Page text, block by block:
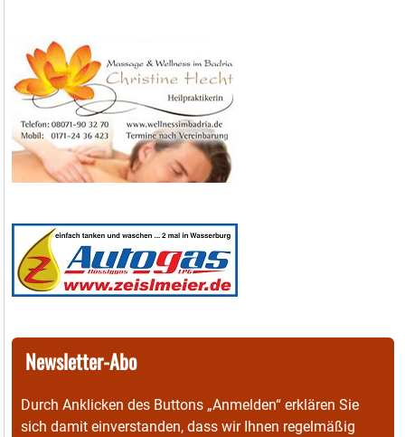
Newsletter-Abo
Durch Anklicken des Buttons „Anmelden“ erklären Sie
sich damit einverstanden, dass wir Ihnen regelmäßig